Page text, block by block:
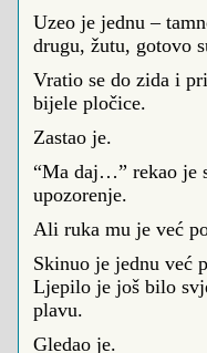
Uzeo je jednu –
drugu, žutu, gotovo
Vratio se do zida i
bijele pločice.
Zastao je.
“Ma daj…” rekao je
upozorenje.
Ali ruka mu je već
Skinuo je jednu već
Ljepilo je još bilo
plavu.
Gledao je.